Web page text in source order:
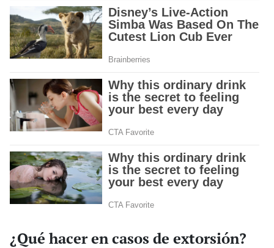
¿Qué hacer en casos de extorsión?